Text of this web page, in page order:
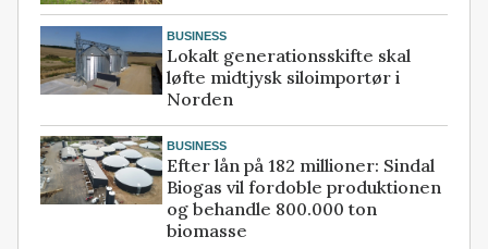
BUSINESS
Lokalt generationsskifte skal
løfte midtjysk siloimportør i
Norden
BUSINESS
Efter lån på 182 millioner: Sindal
Biogas vil fordoble produktionen
og behandle 800.000 ton
biomasse